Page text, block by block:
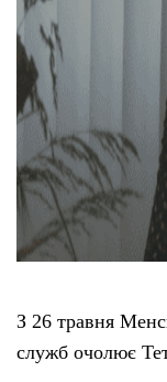
Контакти
Рекламні прайси
Підтримати
Редакційна
З 26 травня
служб очолює